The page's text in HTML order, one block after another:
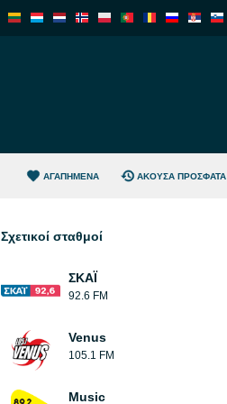
ΑΓΑΠΗΜΈΝΑ ΆΚΟΥΣΑ ΠΡΌΣΦΑΤΑ
Σχετικοί σταθμοί
ΣΚΑΪ
92.6 FM
Venus
105.1 FM
Music